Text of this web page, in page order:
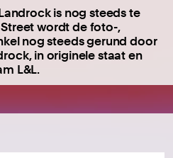
is nog steeds te
wordt de foto-,
nog steeds gerund door
in originele staat en
L&L.